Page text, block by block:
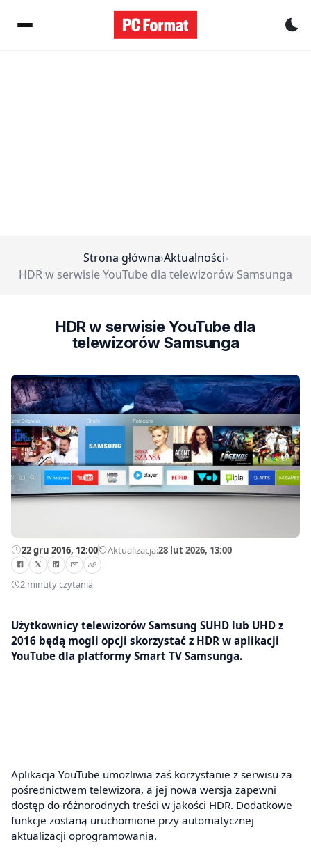
Strona główna›Aktualności›
HDR w serwisie YouTube dla telewizorów Samsunga
HDR w serwisie YouTube dla
telewizorów Samsunga
22 gru 2016, 12:00—Aktualizacja:28 lut 2026, 13:00
2 minuty czytania
Użytkownicy telewizorów Samsung SUHD lub UHD z
2016 będą mogli opcji skorzystać z HDR w aplikacji
YouTube dla platformy Smart TV Samsunga.
Aplikacja YouTube umożliwia zaś korzystanie z serwisu za
pośrednictwem telewizora, a jej nowa wersja zapewni
dostęp do różnorodnych treści w jakości HDR. Dodatkowe
funkcje zostaną uruchomione przy automatycznej
aktualizacji oprogramowania.